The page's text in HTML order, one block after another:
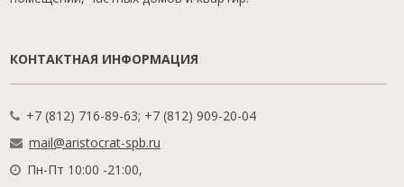
КОНТАКТНАЯ ИНФОРМАЦИЯ
+7 (812) 716-89-63; +7 (812) 909-20-04
mail@aristocrat-spb.ru
Пн-Пт 10:00 -21:00,